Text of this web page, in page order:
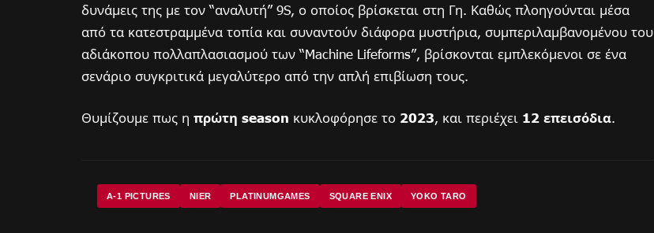
δυνάμεις της με τον “αναλυτή” 9S, ο οποίος βρίσκεται στη Γη. Καθώς πλοηγούνται μέσα
από τα κατεστραμμένα τοπία και συναντούν διάφορα μυστήρια, συμπεριλαμβανομένου του
αδιάκοπου πολλαπλασιασμού των “Machine Lifeforms”, βρίσκονται εμπλεκόμενοι σε ένα
σενάριο συγκριτικά μεγαλύτερο από την απλή επιβίωση τους.
Θυμίζουμε πως η πρώτη season κυκλοφόρησε το 2023, και περιέχει 12 επεισόδια.
A-1 PICTURES NIER PLATINUMGAMES SQUARE ENIX YOKO TARO